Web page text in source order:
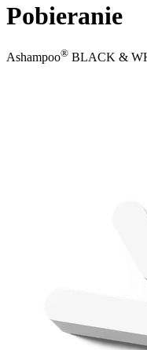
Pobieranie
Ashampoo® BLACK &